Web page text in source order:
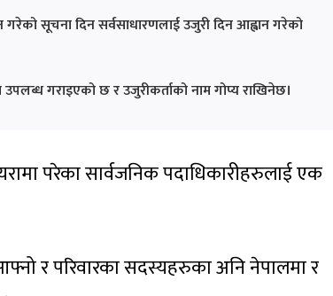
गरेको सूचना दिन सर्वसाधारणलाई उजुरी दिन आह्वान गरेको
गराइएको छ र उजुरीकर्ताको नाम गोप्य राखिनेछ।
परेका सार्वजनिक पदाधिकारीहरुलाई एक
र परिवारका सदस्यहरुका अनि नेपालमा र